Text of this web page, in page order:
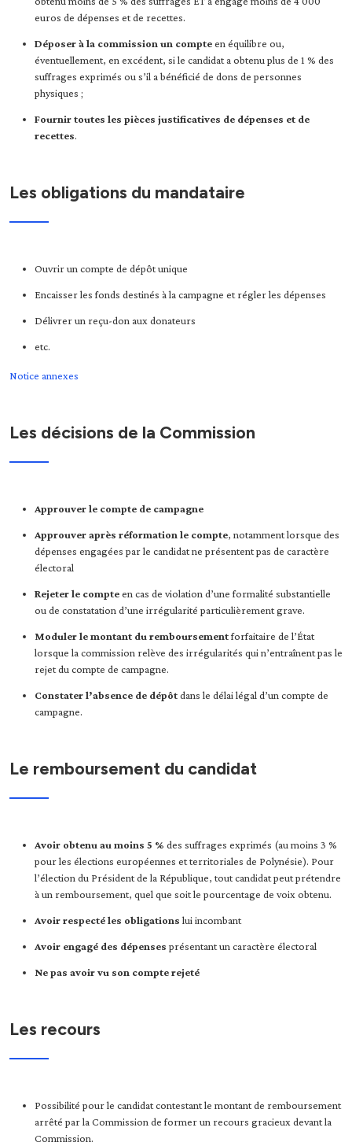
euros de dépenses et de recettes.
Déposer à la commission un compteen équilibre ou,
éventuellement, en excédent, si le candidat a obtenu plus de 1 % des
suffrages exprimés ou s’il a bénéficié de dons de personnes
physiques ;
Fournir toutes les pièces justificatives de dépenses et de
recettes.
Les obligations du mandataire
Ouvrir un compte de dépôt unique
Encaisser les fonds destinés à la campagne et régler les dépenses
Délivrer un reçu-don aux donateurs
etc.
Notice annexes
Les décisions de la Commission
Approuver le compte de campagne
Approuver après réformation le compte, notamment lorsque des
dépenses engagées par le candidat ne présentent pas de caractère
électoral
Rejeter le compteen cas de violation d’une formalité substantielle
ou de constatation d’une irrégularité particulièrement grave.
Moduler le montant du remboursementforfaitaire de l’État
lorsque la commission relève des irrégularités qui n’entraînent pas le
rejet du compte de campagne.
Constater l’absence de dépôtdans le délai légal d’un compte de
campagne.
Le remboursement du candidat
Avoir obtenu au moins 5 % des suffrages exprimés (au moins 3 %
pour les élections européennes et territoriales de Polynésie). Pour
l’élection du Président de la République, tout candidat peut prétendre
à un remboursement, quel que soit le pourcentage de voix obtenu.
Avoir respecté les obligationslui incombant
Avoir engagé des dépenses présentant un caractère électoral
Ne pas avoir vu son compte rejeté
Les recours
Possibilité pour le candidat contestant le montant de remboursement
arrêté par la Commission de former un recours gracieux devant la
Commission.